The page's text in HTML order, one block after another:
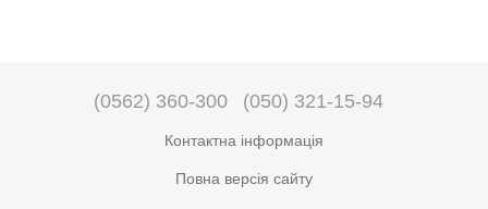
(0562) 360-300 (050) 321-15-94
Контактна інформація
Повна версія сайту